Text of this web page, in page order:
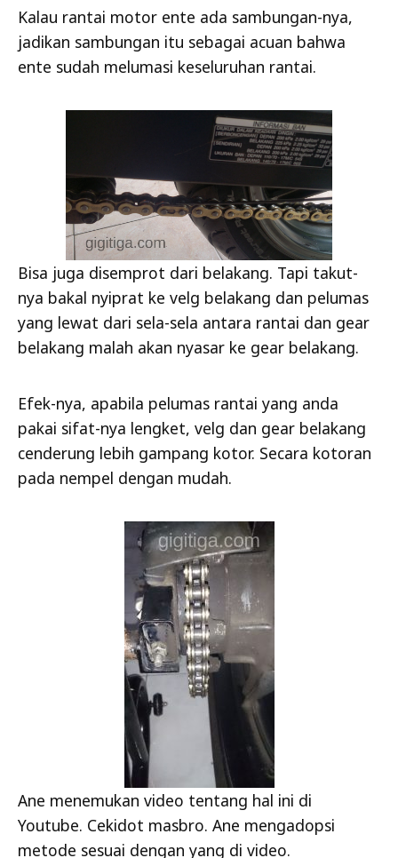
Kalau rantai motor ente ada sambungan-nya,
jadikan sambungan itu sebagai acuan bahwa
ente sudah melumasi keseluruhan rantai.
Bisa juga disemprot dari belakang. Tapi takut-
nya bakal nyiprat ke velg belakang dan pelumas
yang lewat dari sela-sela antara rantai dan gear
belakang malah akan nyasar ke gear belakang.
Efek-nya, apabila pelumas rantai yang anda
pakai sifat-nya lengket, velg dan gear belakang
cenderung lebih gampang kotor. Secara kotoran
pada nempel dengan mudah.
Ane menemukan video tentang hal ini di
Youtube. Cekidot masbro. Ane mengadopsi
metode sesuai dengan yang di video.